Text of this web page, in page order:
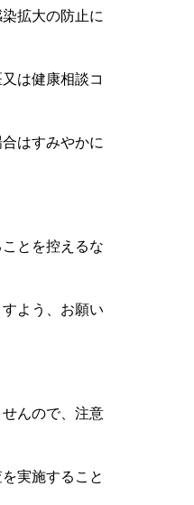
拡大の防止に
は健康相談コ
はすみやかに
とを控えるな
よう、お願い
んので、注意
実施すること